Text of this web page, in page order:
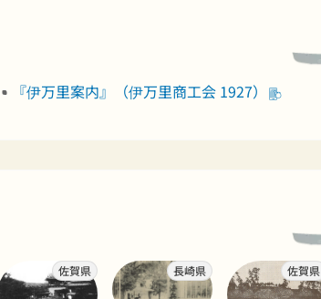
『伊万里案内』（伊万里商工会 1927）
佐賀県 長崎県 佐賀県